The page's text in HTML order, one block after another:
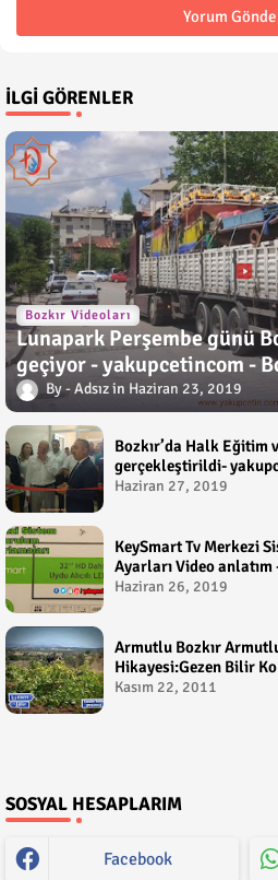
Yorum
İLGI GÖRENLER
Bozkır Videoları
Lunapark Perşembe günü
geçiyor - yakupcetincom -
Adsız Haziran 23, 2019
Bozkır’da Halk Eğitim
gerçekleştirildi-
Haziran 27, 2019
KeySmart Tv Merkezi
Ayarları Video
Çetin
Haziran 26, 2019
Armutlu Bozkır
Hikayesi:Gezen Bilir
Kasım 22, 2011
SOSYAL HESAPLARIM
Facebook